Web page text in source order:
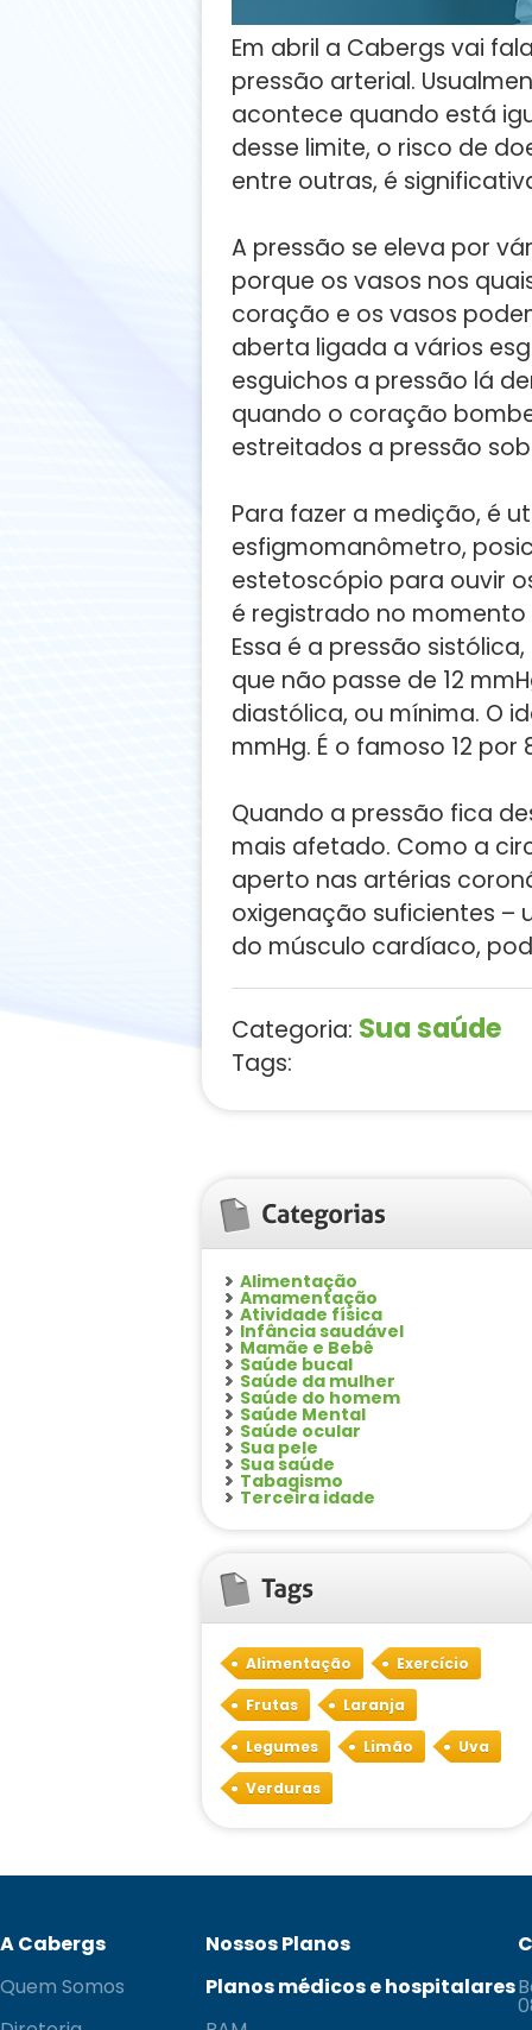
Em abril a Cabergs vai
pressão arterial.
acontece quando está
desse limite, o risco de
entre outras, é
A pressão se eleva por
porque os vasos nos
coração e os vasos
aberta ligada a vários
esguichos a pressão lá
quando o coração
estreitados a pressão
Para fazer a medição, é
esfigmomanômetro,
estetoscópio para ouvir
é registrado no
Essa é a pressão
que não passe de 12
diastólica, ou mínima. O
mmHg. É o famoso 12 por
Quando a pressão fica
mais afetado. Como a
aperto nas artérias
oxigenação suficientes –
do músculo cardíaco,
Categoria: Sua saúde
Tags:
Alimentação
Amamentação
Atividade física
Infância saudável
Mamãe e Bebê
Saúde bucal
Saúde da mulher
Saúde do homem
Saúde Mental
Saúde ocular
Sua pele
Sua saúde
Tabagismo
Terceira idade
Alimentação Exercício
Frutas Laranja
Legumes Limão Uva
Verduras
A Cabergs
Quem Somos
Nossos Planos
Planos médicos e hospitalares